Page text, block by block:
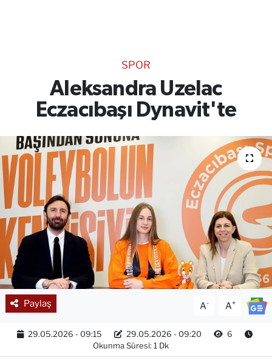
SPOR
Aleksandra Uzelac
Eczacıbaşı Dynavit'te
Paylaş A- A+
29.05.2026 - 09:15 29.05.2026 - 09:20
6
Okunma Süresi: 1 Dk
RESMİ İLANLAR
Gencsesfm Canlı Dinle